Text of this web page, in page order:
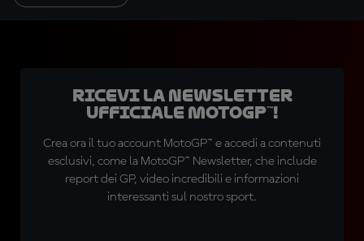
Ricevi la newsletter
ufficiale MotoGP™!
Crea ora il tuo account MotoGP™ e accedi a contenuti
esclusivi, come la MotoGP™ Newsletter, che include
report dei GP, video incredibili e informazioni
interessanti sul nostro sport.